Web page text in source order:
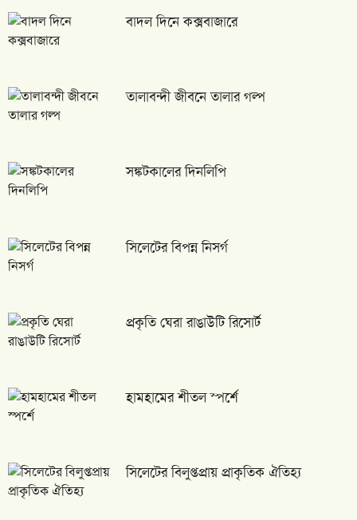
বাদল দিনে কক্সবাজারে
তালাবন্দী জীবনে তালার গল্প
সঙ্কটকালের দিনলিপি
সিলেটের বিপন্ন নিসর্গ
প্রকৃতি ঘেরা রাঙাউটি রিসোর্ট
হামহামের শীতল স্পর্শে
সিলেটের বিলুপ্তপ্রায় প্রাকৃতিক ঐতিহ্য